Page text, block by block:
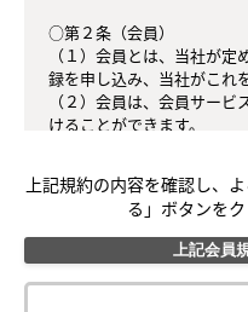
○第２条（会員）
（１）会員とは、当社が
録を申し込み、当社がこれ
（２）会員は、会員サー
けることができます。
認したものとみなします。
○第３条（会員ＩＤ番号と
（１）会員は、会員ＩＤ番
るものとします。ただし、
上記規約の内容を確認し、
る」ボタンを
上記会員